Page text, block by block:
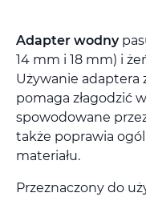
Adapter wodny
14 mm i 18 mm) i
Używanie adaptera
pomaga złagodzić
spowodowane
także poprawia
materiału.
Przeznaczony do